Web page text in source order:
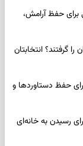
مرداد ۱۴۰۵ | کارت‌هایی برای حفظ آرامش،
انتخابتان
۱۵ مرداد ۱۴۰۵ | روزی برای حفظ دستاوردها و
رسیدن به خانه‌ای